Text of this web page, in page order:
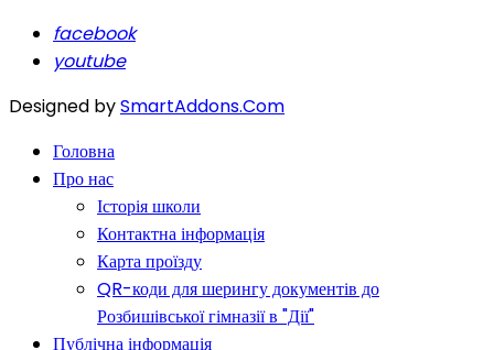
facebook
youtube
Designed bySmartAddons.Com
Головна
Про нас
Історія школи
Контактна інформація
Карта проїзду
QR-коди для шерингу документів до
Розбишівської гімназії в "Дії"
Публічна інформація